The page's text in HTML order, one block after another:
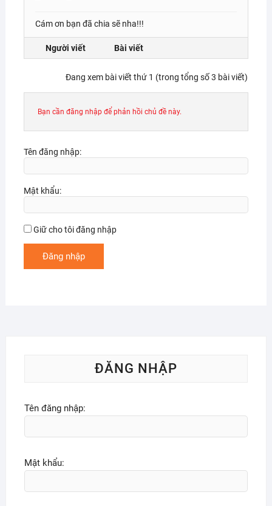
Cám ơn bạn đã chia sẽ nha!!!
Người viết Bài viết
Đang xem bài viết thứ 1 (trong tổng số 3 bài viết)
Bạn cần đăng nhập để phản hồi chủ đề này.
Tên đăng nhập:
Mật khẩu:
Giữ cho tôi đăng nhập
Đăng nhập
ĐĂNG NHẬP
Tên đăng nhập:
Mật khẩu: